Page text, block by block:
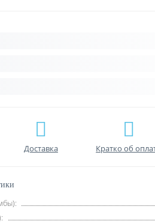
Доставка Кратко об